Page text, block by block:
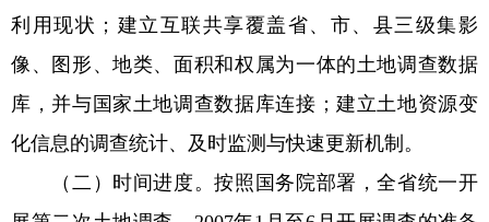
利用现状；建立互联共享覆盖省、市、县三级集影
像、图形、地类、面积和权属为一体的土地调查数据
库，并与国家土地调查数据库连接；建立土地资源变
化信息的调查统计、及时监测与快速更新机制。
（二）时间进度。按照国务院部署，全省统一开